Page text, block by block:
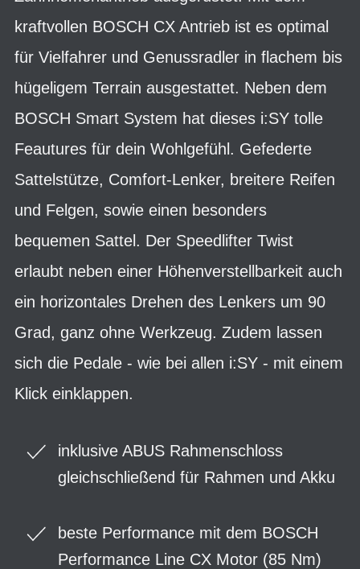
kraftvollen BOSCH CX Antrieb ist es optimal
für Vielfahrer und Genussradler in flachem bis
hügeligem Terrain ausgestattet. Neben dem
BOSCH Smart System hat dieses i:SY tolle
Feautures für dein Wohlgefühl. Gefederte
Sattelstütze, Comfort-Lenker, breitere Reifen
und Felgen, sowie einen besonders
bequemen Sattel. Der Speedlifter Twist
erlaubt neben einer Höhenverstellbarkeit auch
ein horizontales Drehen des Lenkers um 90
Grad, ganz ohne Werkzeug. Zudem lassen
sich die Pedale - wie bei allen i:SY - mit einem
Klick einklappen.
inklusive ABUS Rahmenschloss
gleichschließend für Rahmen und Akku
beste Performance mit dem BOSCH
Performance Line CX Motor (85 Nm)